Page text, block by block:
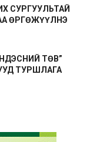
СУРГУУЛЬТАЙ
ӨРГӨЖҮҮЛНЭ
ТӨВ”
ТУРШЛАГА